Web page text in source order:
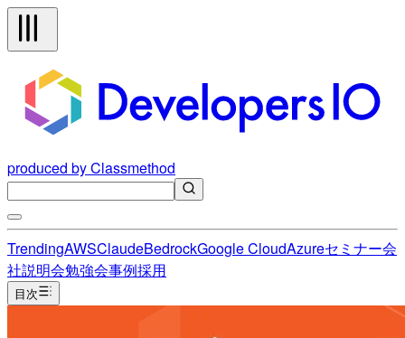
produced by Classmethod
TrendingAWSClaudeBedrockGoogle CloudAzureセミナー会
社説明会勉強会事例採用
目次